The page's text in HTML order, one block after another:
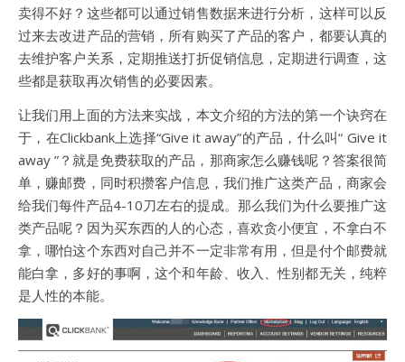
卖得不好？这些都可以通过销售数据来进行分析，这样可以反
过来去改进产品的营销，所有购买了产品的客户，都要认真的
去维护客户关系，定期推送打折促销信息，定期进行调查，这
些都是获取再次销售的必要因素。
让我们用上面的方法来实战，本文介绍的方法的第一个诀窍在
于，在Clickbank上选择“Give it away”的产品，什么叫“ Give it
away ”？就是免费获取的产品，那商家怎么赚钱呢？答案很简
单，赚邮费，同时积攒客户信息，我们推广这类产品，商家会
给我们每件产品4-10刀左右的提成。那么我们为什么要推广这
类产品呢？因为买东西的人的心态，喜欢贪小便宜，不拿白不
拿，哪怕这个东西对自己并不一定非常有用，但是付个邮费就
能白拿，多好的事啊，这个和年龄、收入、性别都无关，纯粹
是人性的本能。